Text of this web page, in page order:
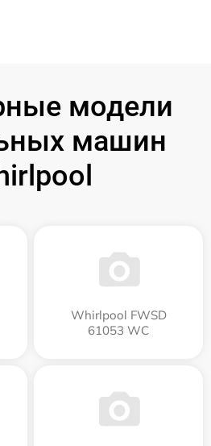
модели
машин
Whirlpool FWSD
61053 WC